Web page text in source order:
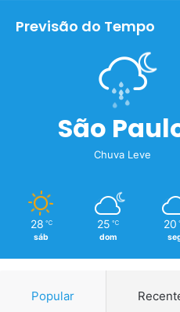
Previsão do Tempo
São
Chuva Leve
28 ℃
sáb
25 ℃
dom
20
Popular